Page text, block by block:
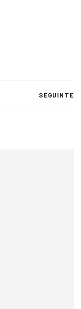
SEGUINTE